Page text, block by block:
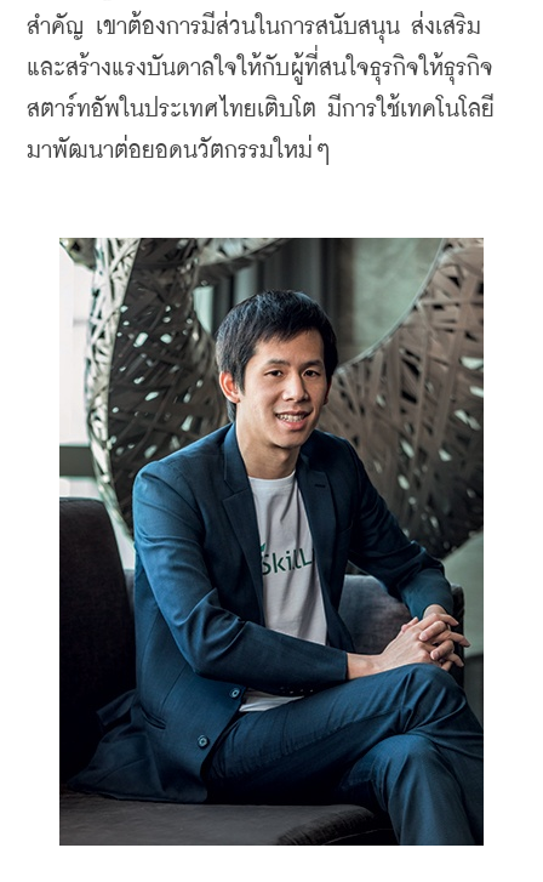
สำคัญ เขาต้องการมีส่วนในการสนับสนุน ส่งเสริม
และสร้างแรงบันดาลใจให้กับผู้ที่สนใจธุรกิจให้ธุรกิจ
สตาร์ทอัพในประเทศไทยเติบโต มีการใช้เทคโนโลยี
มาพัฒนาต่อยอดนวัตกรรมใหม่ๆ